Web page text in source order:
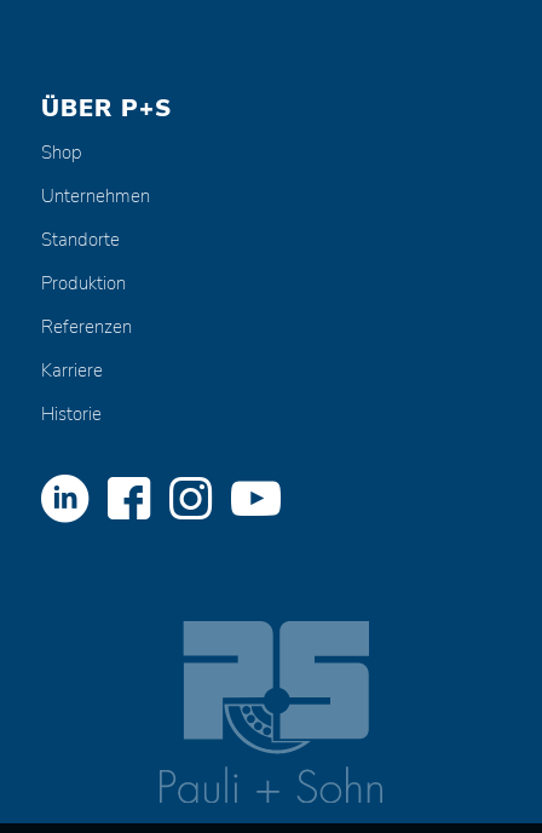
ÜBER P+S
Shop
Unternehmen
Standorte
Produktion
Referenzen
Karriere
Historie